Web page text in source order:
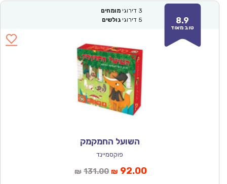
8.9
טוב מאוד
3 דירוגי מומחים
5 דירוגי גולשים
השועל החמקמק
פוקסמיינד
₪ 131.00המחיר
₪ 92.00המחיר